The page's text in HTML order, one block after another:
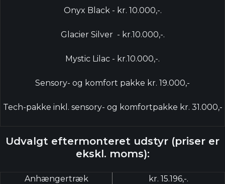
Onyx Black - kr. 10.000,-.
Glacier Silver - kr.10.000,-.
Mystic Lilac - kr.10.000,-.
Sensory- og komfort pakke kr. 19.000,-
Tech-pakke inkl. sensory- og komfortpakke kr. 31.000,-
Udvalgt eftermonteret udstyr (priser er
ekskl. moms):
Anhængertræk
kr. 15.196,-.